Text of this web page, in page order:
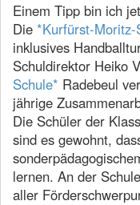
Einem Tipp bin ich
Die *Kurfürst-Moritz-
inklusives
Schuldirektor Heiko
Schule* Radebeul
jährige
Die Schüler der
sind es gewohnt,
lernen. An der
aller